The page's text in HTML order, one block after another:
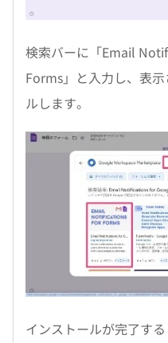
検索バーに「Email
Forms」と入力し、表
ルします。
インストールが完了す